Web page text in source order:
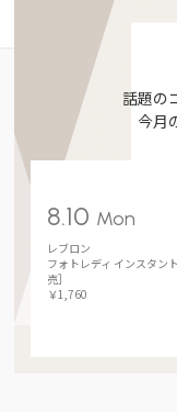
話題の
今月
8.10 Mon
レブロン
フォトレディ インスタン
売］
￥1,760